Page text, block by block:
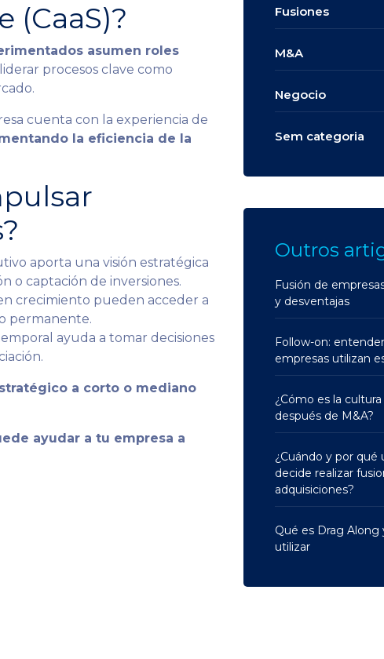
(CaaS)?
asumen roles
procesos clave como
cuenta con la experiencia de
la eficiencia de la
aporta una visión estratégica
o captación de inversiones.
crecimiento pueden acceder a
permanente.
ayuda a tomar decisiones
a corto o mediano
ayudar a tu empresa a
Fusiones
M&A
Negocio
Sem categoria
Outros
Fusión de
y desventajas
Follow-on:
empresas utilizan
¿Cómo es la
después de M&A?
¿Cuándo y por qué
decide realizar
adquisiciones?
Qué es Drag
utilizar